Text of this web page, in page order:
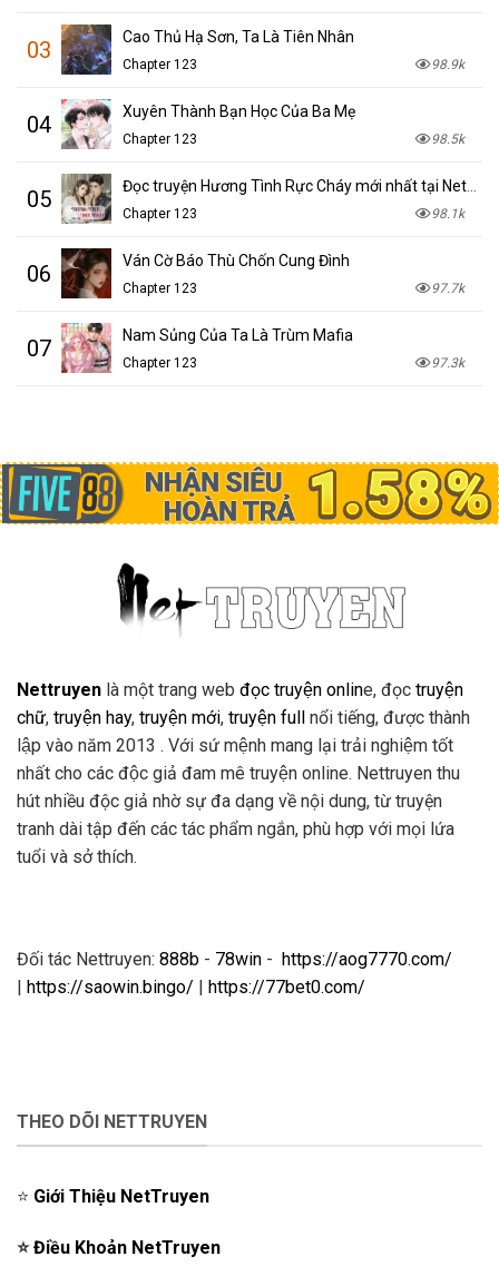
03 Cao Thủ Hạ Sơn, Ta Là Tiên Nhân
Chapter 123 98.9k
04 Xuyên Thành Bạn Học Của Ba Mẹ
Chapter 123 98.5k
05 Đọc truyện Hương Tình Rực Cháy mới nhất tại NetTruyen
Chapter 123 98.1k
06 Ván Cờ Báo Thù Chốn Cung Đình
Chapter 123 97.7k
07 Nam Sủng Của Ta Là Trùm Mafia
Chapter 123 97.3k
Nettruyen là một trang web đọc truyện online, đọc truyện
chữ, truyện hay, truyện mới, truyện full nổi tiếng, được thành
lập vào năm 2013 . Với sứ mệnh mang lại trải nghiệm tốt
nhất cho các độc giả đam mê truyện online. Nettruyen thu
hút nhiều độc giả nhờ sự đa dạng về nội dung, từ truyện
tranh dài tập đến các tác phẩm ngắn, phù hợp với mọi lứa
tuổi và sở thích.
Đối tác Nettruyen: 888b - 78win - https://aog7770.com/
| https://saowin.bingo/ | https://77bet0.com/
THEO DÕI NETTRUYEN
⭐️ Giới Thiệu NetTruyen
⭐️Điều Khoản NetTruyen